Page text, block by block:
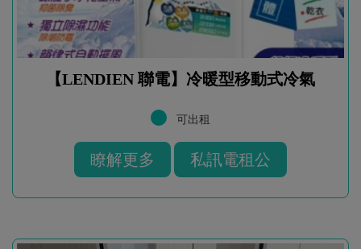
【LENDIEN 聯電】冷暖型移動式冷氣
可出租
瞭解更多 私訊電租公